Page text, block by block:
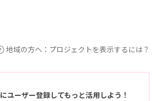
地域の方へ：プロジェクトを表示するには？
にユーザー登録してもっと活用しよう！